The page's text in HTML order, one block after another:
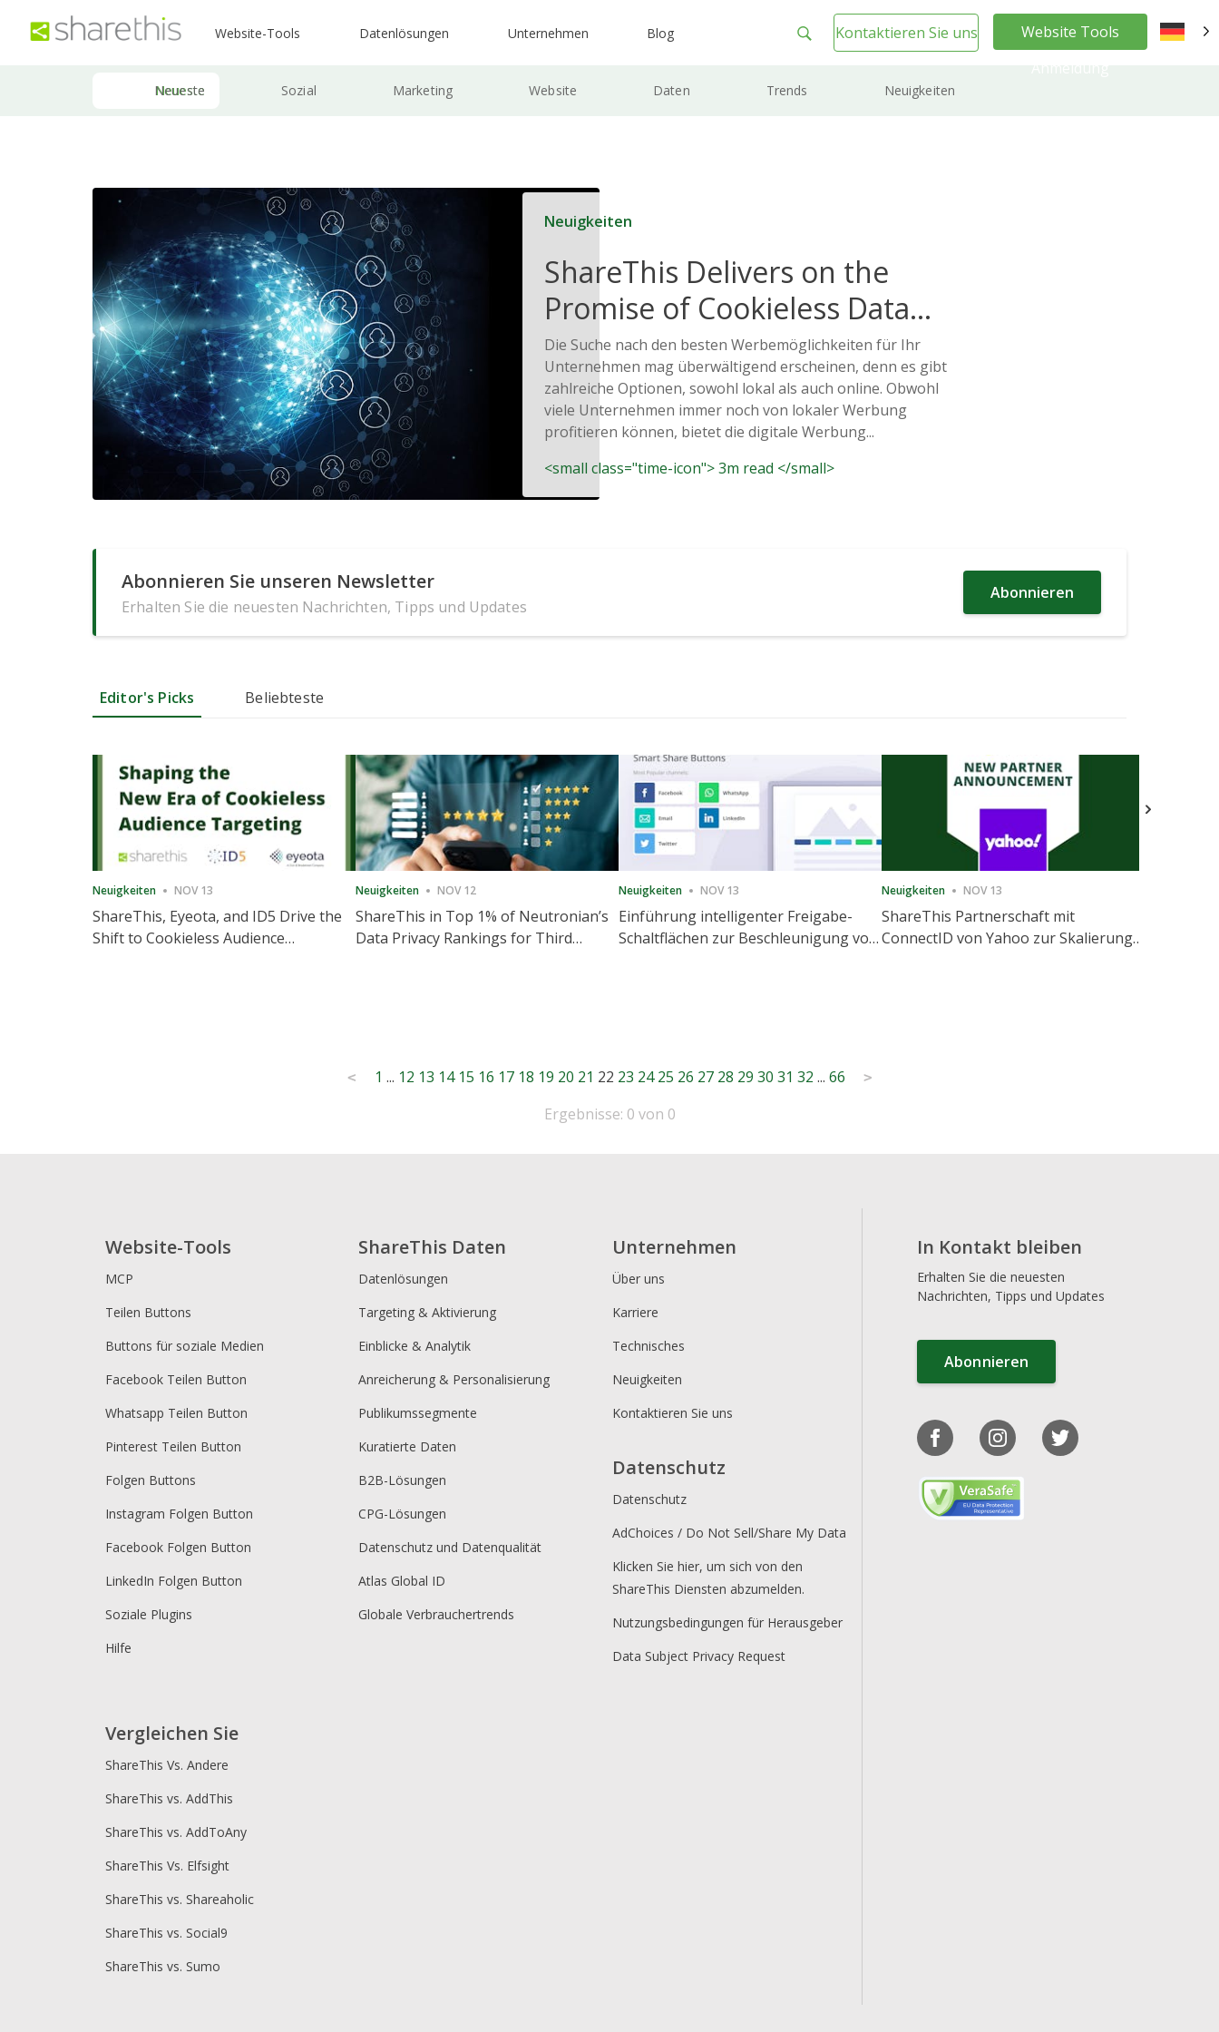
Website-Tools Datenlösungen Unternehmen Blog Kontaktieren Sie uns
Website Tools
Neueste Sozial Marketing Website Daten Trends Neuigkeiten
Neuigkeiten
ShareThis Delivers on the
Promise of Cookieless Data
Solutions
Die Suche nach den besten Werbemöglichkeiten für Ihr
Unternehmen mag überwältigend erscheinen, denn es gibt
zahlreiche Optionen, sowohl lokal als auch online. Obwohl
viele Unternehmen immer noch von lokaler Werbung
profitieren können, bietet die digitale Werbung...
<small class="time-icon"> 3m read </small>
Abonnieren Sie unseren Newsletter
Erhalten Sie die neuesten Nachrichten, Tipps und Updates
Abonnieren
Editor's Picks Beliebteste
Neuigkeiten NOV 13
ShareThis, Eyeota, and ID5 Drive the
Shift to Cookieless Audience
Neuigkeiten NOV 12
ShareThis in Top 1% of Neutronian’s
Data Privacy Rankings for Third
Neuigkeiten NOV 13
Einführung intelligenter Freigabe-
Schaltflächen zur Beschleunigung von
Neuigkeiten NOV 13
ShareThis Partnerschaft mit
ConnectID von Yahoo zur Skalierung
< 1 ... 12 13 14 15 16 17 18 19 20 21 22 23 24 25 26 27 28 29 30 31 32 ... 66 >
Ergebnisse: 0 von 0
Website-Tools
MCP
Teilen Buttons
Buttons für soziale Medien
Facebook Teilen Button
Whatsapp Teilen Button
Pinterest Teilen Button
Folgen Buttons
Instagram Folgen Button
Facebook Folgen Button
LinkedIn Folgen Button
Soziale Plugins
Hilfe
ShareThis Daten
Datenlösungen
Targeting & Aktivierung
Einblicke & Analytik
Anreicherung & Personalisierung
Publikumssegmente
Kuratierte Daten
B2B-Lösungen
CPG-Lösungen
Datenschutz und Datenqualität
Atlas Global ID
Globale Verbrauchertrends
Unternehmen
Über uns
Karriere
Technisches
Neuigkeiten
Kontaktieren Sie uns
Datenschutz
Datenschutz
AdChoices / Do Not Sell/Share My Data
Klicken Sie hier, um sich von den
ShareThis Diensten abzumelden.
Nutzungsbedingungen für Herausgeber
Data Subject Privacy Request
Vergleichen Sie
ShareThis Vs. Andere
ShareThis vs. AddThis
ShareThis vs. AddToAny
ShareThis Vs. Elfsight
ShareThis vs. Shareaholic
ShareThis vs. Social9
ShareThis vs. Sumo
In Kontakt bleiben
Erhalten Sie die neuesten
Nachrichten, Tipps und Updates
Abonnieren